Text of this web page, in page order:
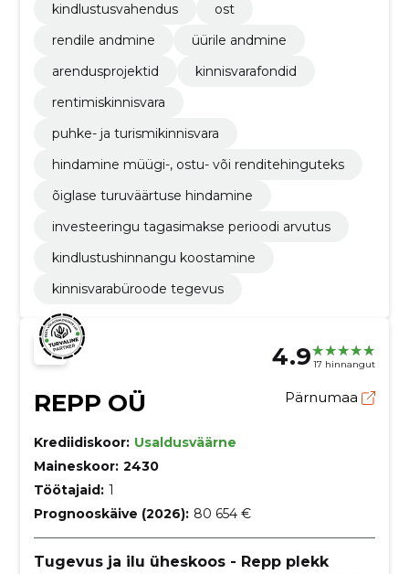
kindlustusvahendus
ost
rendile andmine
üürile andmine
arendusprojektid
kinnisvarafondid
rentimiskinnisvara
puhke- ja turismikinnisvara
hindamine müügi-, ostu- või renditehinguteks
õiglase turuväärtuse hindamine
investeeringu tagasimakse perioodi arvutus
kindlustushinnangu koostamine
kinnisvarabüroode tegevus
4.9 17 hinnangut
REPP OÜ Pärnumaa
Krediidiskoor: Usaldusväärne
Maineskoor: 2430
Töötajaid: 1
Prognooskäive (2026): 80 654 €
Tugevus ja ilu üheskoos - Repp plekk